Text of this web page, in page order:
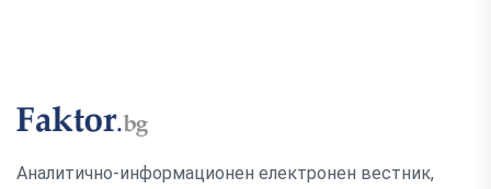
Аналитично-информационен електронен вестник,